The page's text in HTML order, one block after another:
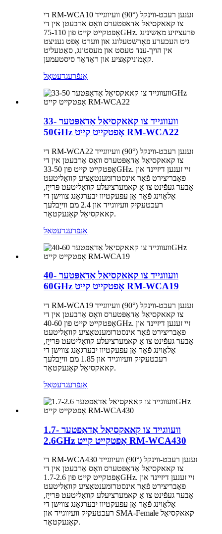
די RM-WCA10 זענען רעכט-ווינקל (90°) וועיווגייד
צו קאאקסיאַל אַדאַפּטערס וואָס אַרבעטן אין די
אָפטקייט קייט פון 75-110GHz. פּרעציזיע מאַשינינג
גיט העכערע פאָרשטעלונג און ווערט אָפט געניצט
אין הויך-ענד טעסט און מעסטונג, סאַטעליט
קאָמוניקאַציע און ראַדאַר סיסטעמען.
אָנפֿרעגדעטאַל
וועווגייד צו קאאקסיאַל אַדאַפּטער 33-
50GHz אָפטקייט קייט RM-WCA22
די RM-WCA22 זענען רעכט-ווינקל (90°) וועיווגייד
צו קאאקסיאַל אַדאַפּטערס וואָס אַרבעטן אין די
אָפטקייט קייט פון 33-50GHz. זיי זענען דיזיינד און
פאַבריצירט פֿאַר אינסטרומענטאַציע קוואַליטעט
אָבער געפֿינט צו אַ קאמערציעלע קוואַליטעט פּרייַז,
אַלאַוינג פֿאַר אַן עפעקטיוו יבערגאַנג צווישן די
רעכטעקיק וועיווגייד און 2.4 מם ווייַבלעך
קאאקסיאַל קאַנעקטאָר.
אָנפֿרעגדעטאַל
וועווגייד צו קאאקסיאַל אַדאַפּטער 40-
60GHz אָפטקייט קייט RM-WCA19
די RM-WCA19 זענען רעכט-ווינקל (90°) וועיווגייד
צו קאאקסיאַל אַדאַפּטערס וואָס אַרבעטן אין די
אָפטקייט קייט פון 40-60GHz. זיי זענען דיזיינד און
פאַבריצירט פֿאַר אינסטרומענטאַציע קוואַליטעט
אָבער געפֿינט צו אַ קאמערציעלע קוואַליטעט פּרייַז,
אַלאַוינג פֿאַר אַן עפעקטיוו יבערגאַנג צווישן די
רעכטעקיק וועיווגייד און 1.85 מם ווייַבלעך
קאאקסיאַל קאַנעקטאָר.
אָנפֿרעגדעטאַל
וועווגייד צו קאאקסיאַל אַדאַפּטער 1.7-
2.6GHz אָפטקייט קייט RM-WCA430
די RM-WCA430 זענען רעכט-ווינקל (90°) וועיווגייד
צו קאאקסיאַל אַדאַפּטערס וואָס אַרבעטן אין די
אָפטקייט קייט פון 1.7-2.6GHz. זיי זענען דיזיינד און
פאַבריצירט פֿאַר אינסטרומענטאַציע קוואַליטעט
אָבער געפֿינט צו אַ קאמערציעלע קוואַליטעט פּרייַז,
אַלאַוינג פֿאַר אַן עפעקטיוו יבערגאַנג צווישן די
רעכטעקיק וועיווגייד און SMA-Female קאאקסיאַל
קאַנעקטאָר.